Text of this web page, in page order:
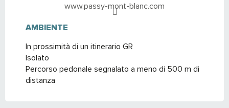
www.passy-mont-blanc.com
AMBIENTE
AMBIENTE
In prossimità di un itinerario GR
Isolato
Percorso pedonale segnalato a meno di 500 m di
distanza